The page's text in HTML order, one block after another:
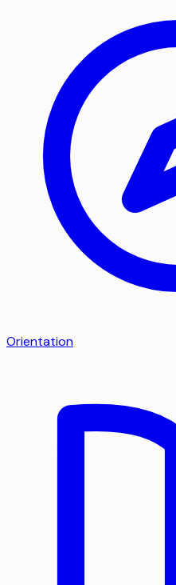
Orientation